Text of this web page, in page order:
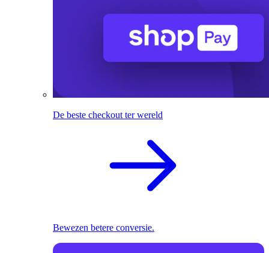
De beste checkout ter wereld
Bewezen betere conversie.